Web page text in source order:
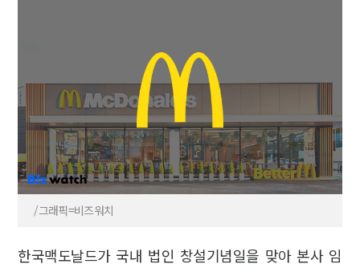
/그래픽=비즈워치
한국맥도날드가 국내 법인 창설기념일을 맞아 본사 임